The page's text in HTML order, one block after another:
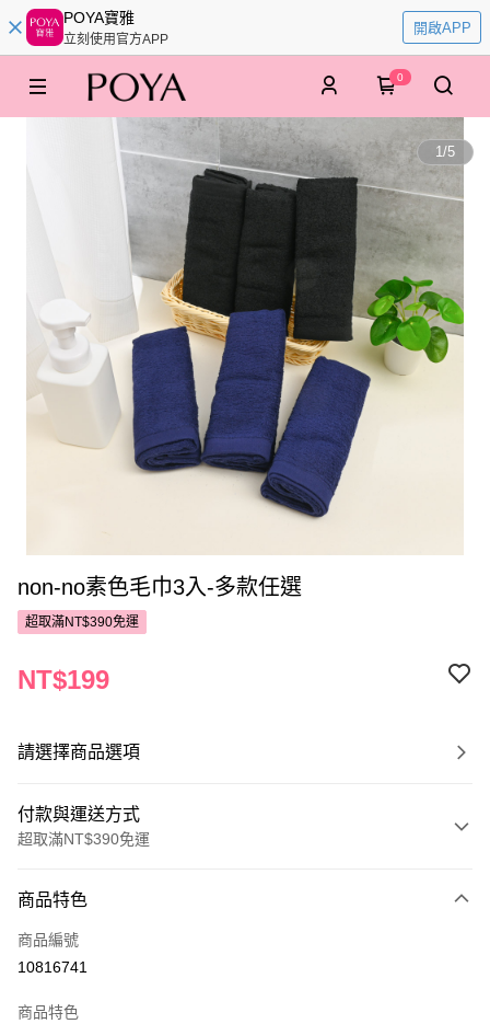
POYA寶雅
立刻使用官方APP
開啟APP
0
1/5
non-no素色毛巾3入-多款任選
超取滿NT$390免運
NT$199
請選擇商品選項
付款與運送方式
超取滿NT$390免運
POYA支付
信用卡一次付款
商品特色
商品編號
10816741
商品特色